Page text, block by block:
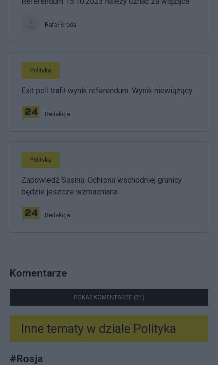
Rafał Broda
Polityka
Exit poll trafił wynik referendum. Wynik niewiążący
Redakcja
Polityka
Zapowiedź Sasina. Ochrona wschodniej granicy
będzie jeszcze wzmacniana
Redakcja
Komentarze
POKAŻ KOMENTARZE (21)
Inne tematy w dziale Polityka
#Rosja